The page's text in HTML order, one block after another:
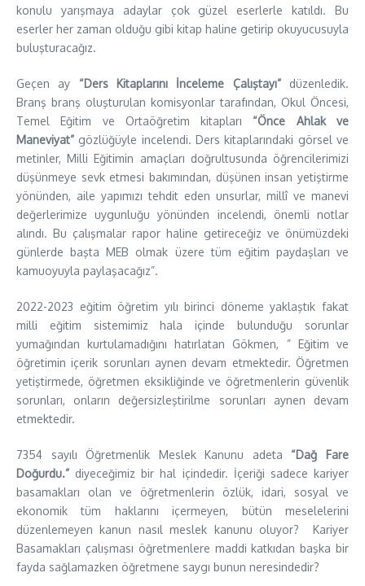
konulu yarışmaya adaylar çok güzel eserlerle katıldı. Bu
eserler her zaman olduğu gibi kitap haline getirip okuyucusuyla
buluşturacağız.
Geçen ay “Ders Kitaplarını İnceleme Çalıştayı”düzenledik.
Branş branş oluşturulan komisyonlar tarafından, Okul Öncesi,
Temel Eğitim ve Ortaöğretim kitapları “Önce Ahlak ve
Maneviyat” gözlüğüyle incelendi. Ders kitaplarındaki görsel ve
metinler, Milli Eğitimin amaçları doğrultusunda öğrencilerimizi
düşünmeye sevk etmesi bakımından, düşünen insan yetiştirme
yönünden, aile yapımızı tehdit eden unsurlar, millî ve manevi
değerlerimize uygunluğu yönünden incelendi, önemli notlar
alındı. Bu çalışmalar rapor haline getireceğiz ve önümüzdeki
günlerde başta MEB olmak üzere tüm eğitim paydaşları ve
kamuoyuyla paylaşacağız”.
2022-2023 eğitim öğretim yılı birinci döneme yaklaştık fakat
milli eğitim sistemimiz hala içinde bulunduğu sorunlar
yumağından kurtulamadığını hatırlatan Gökmen, ” Eğitim ve
öğretimin içerik sorunları aynen devam etmektedir. Öğretmen
yetiştirmede, öğretmen eksikliğinde ve öğretmenlerin güvenlik
sorunları, onların değersizleştirilme sorunları aynen devam
etmektedir.
7354 sayılı Öğretmenlik Meslek Kanunu adeta “Dağ Fare
Doğurdu.” diyeceğimiz bir hal içindedir. İçeriği sadece kariyer
basamakları olan ve öğretmenlerin özlük, idari, sosyal ve
ekonomik tüm haklarını içermeyen, bütün meselelerini
düzenlemeyen kanun nasıl meslek kanunu oluyor? Kariyer
Basamakları çalışması öğretmenlere maddi katkıdan başka bir
fayda sağlamazken öğretmene saygı bunun neresindedir?